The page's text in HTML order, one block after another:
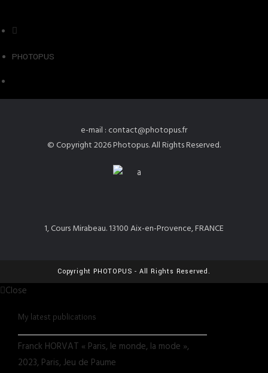
PHOTOPUS
e-mail : contact@photopus.fr
© Copyright 2026 Photopus. All Rights Reserved.
1, Cours Mirabeau. 13100 Aix-en-Provence, FRANCE
Copyright PHOTOPUS - All Rights Reserved.
Close
My latest publications
Franck HORVAT « Paris, le monde, la mode »,
2023, Paris, Jeu de Paume